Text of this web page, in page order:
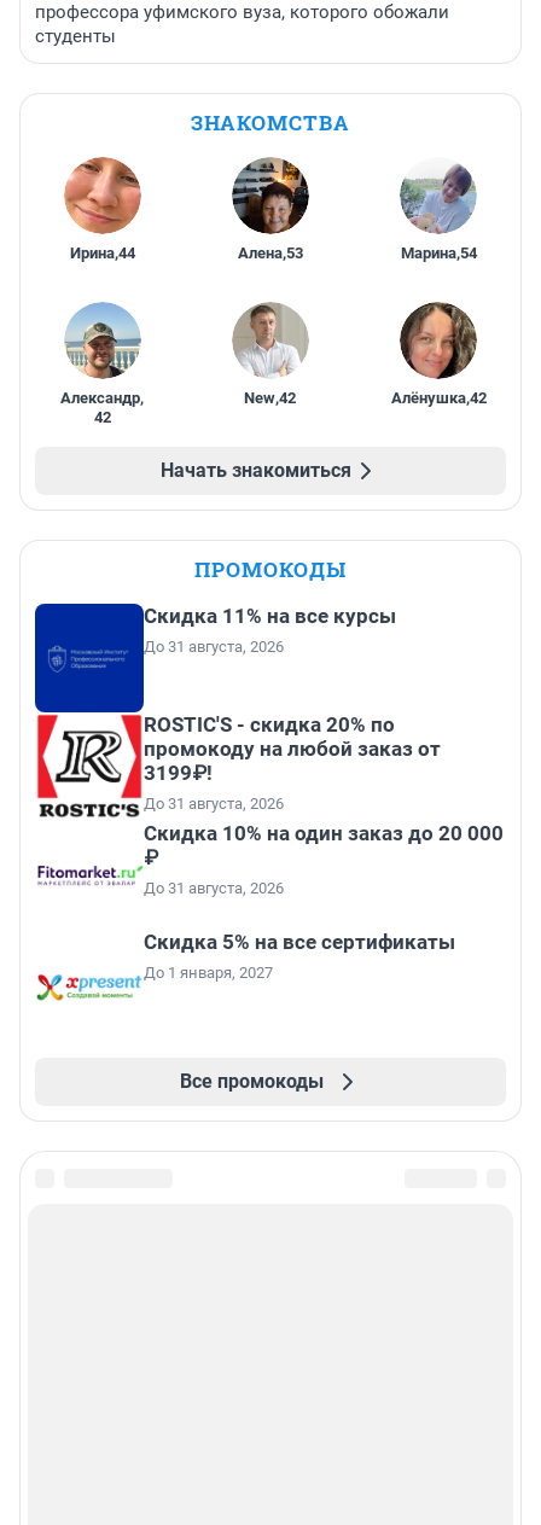
профессора уфимского вуза, которого обожали
студенты
ЗНАКОМСТВА
Ирина,44 Алена,53 Марина,54
Александр,
42
New,42 Алёнушка,42
Начать знакомиться
ПРОМОКОДЫ
Скидка 11% на все курсы
До 31 августа, 2026
ROSTIC'S - скидка 20% по
промокоду на любой заказ от
3199₽!
До 31 августа, 2026
Скидка 10% на один заказ до 20 000
₽
До 31 августа, 2026
Скидка 5% на все сертификаты
До 1 января, 2027
Все промокоды